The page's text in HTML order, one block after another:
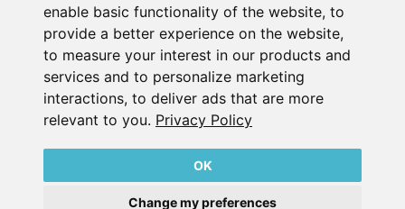
enable basic functionality of the website, to
provide a better experience on the website,
to measure your interest in our products and
services and to personalize marketing
interactions, to deliver ads that are more
relevant to you. Privacy Policy
OK
Change my preferences
版本说明
数据隐私声明
内容